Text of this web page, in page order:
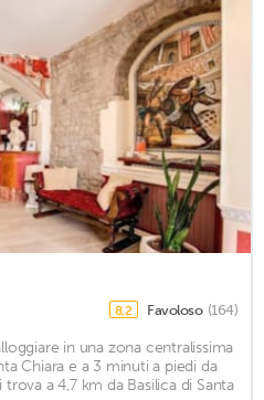
8,2 Favoloso (164)
in una zona centralissima
Chiara e a 3 minuti a piedi da
a 4,7 km da Basilica di Santa